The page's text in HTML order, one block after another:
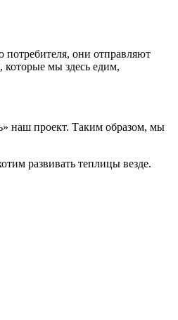
потребителя, они отправляют
которые мы здесь едим,
наш проект. Таким образом, мы
развивать теплицы везде.